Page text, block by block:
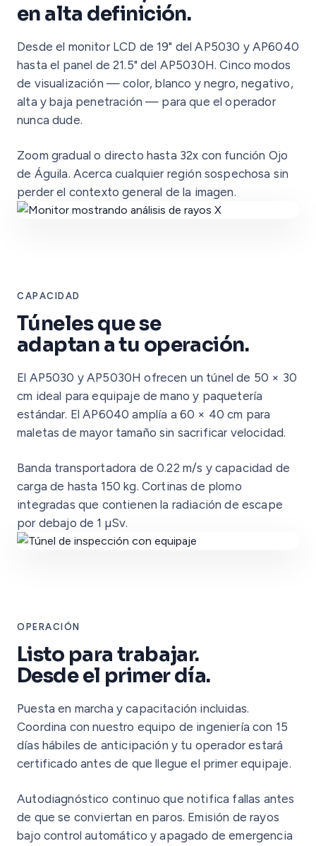
en alta definición.
Desde el monitor LCD de 19" del AP5030 y AP6040
hasta el panel de 21.5" del AP5030H. Cinco modos
de visualización — color, blanco y negro, negativo,
alta y baja penetración — para que el operador
nunca dude.
Zoom gradual o directo hasta 32x con función Ojo
de Águila. Acerca cualquier región sospechosa sin
perder el contexto general de la imagen.
CAPACIDAD
Túneles que se
adaptan a tu operación.
El AP5030 y AP5030H ofrecen un túnel de 50 × 30
cm ideal para equipaje de mano y paquetería
estándar. El AP6040 amplía a 60 × 40 cm para
maletas de mayor tamaño sin sacrificar velocidad.
Banda transportadora de 0.22 m/s y capacidad de
carga de hasta 150 kg. Cortinas de plomo
integradas que contienen la radiación de escape
por debajo de 1 µSv.
OPERACIÓN
Listo para trabajar.
Desde el primer día.
Puesta en marcha y capacitación incluidas.
Coordina con nuestro equipo de ingeniería con 15
días hábiles de anticipación y tu operador estará
certificado antes de que llegue el primer equipaje.
Autodiagnóstico continuo que notifica fallas antes
de que se conviertan en paros. Emisión de rayos
bajo control automático y apagado de emergencia